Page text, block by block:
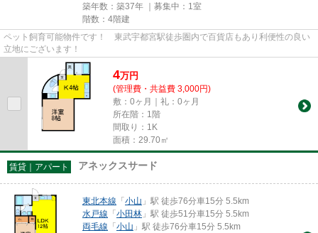
築年数：築37年 ｜募集中： 1室
階数：4階建
ペット飼育可能物件です！ 東武宇都宮駅徒歩圏内で百貨店もあり利便性の良い
立地にございます！
4万円
(管理費・共益費 3,000円)
敷：0ヶ月｜礼：0ヶ月
所在階：1階
間取り：1K
面積：29.70㎡
賃貸｜アパート アネックスサード
東北本線 「小山 」駅 徒歩76分車15分 5.5km
水戸線 「小田林 」駅 徒歩51分車15分 5.5km
両毛線 「小山 」駅 徒歩76分車15分 5.5km